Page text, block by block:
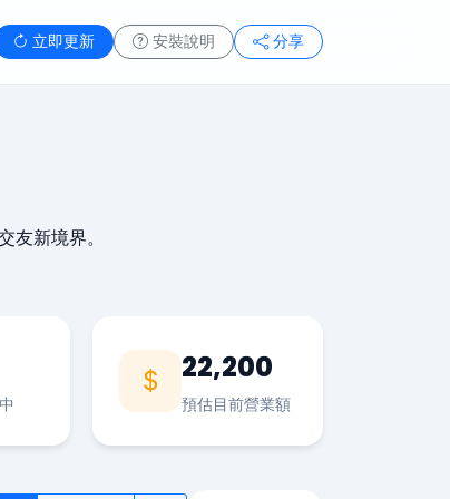
立即更新 安裝說明 分享
新境界。
22,200
預估目前營業額